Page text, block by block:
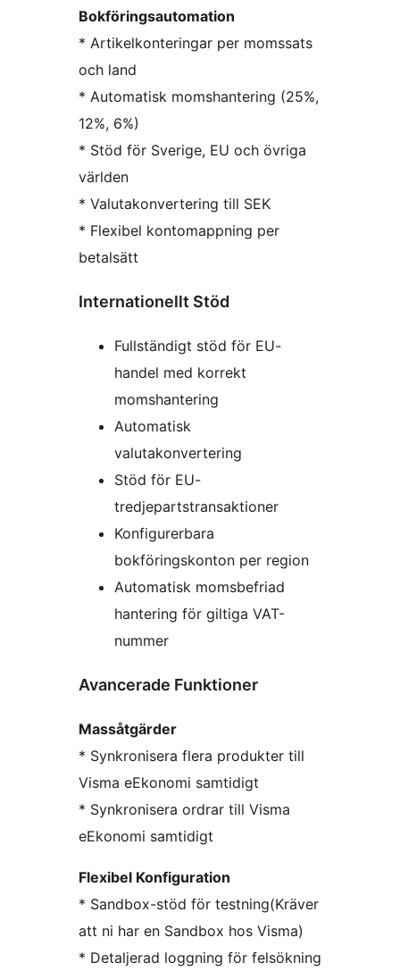
Bokföringsautomation
* Artikelkonteringar per momssats
och land
* Automatisk momshantering (25%,
12%, 6%)
* Stöd för Sverige, EU och övriga
världen
* Valutakonvertering till SEK
* Flexibel kontomappning per
betalsätt
Internationellt Stöd
Fullständigt stöd för EU-
handel med korrekt
momshantering
Automatisk
valutakonvertering
Stöd för EU-
tredjepartstransaktioner
Konfigurerbara
bokföringskonton per region
Automatisk momsbefriad
hantering för giltiga VAT-
nummer
Avancerade Funktioner
Massåtgärder
* Synkronisera flera produkter till
Visma eEkonomi samtidigt
* Synkronisera ordrar till Visma
eEkonomi samtidigt
Flexibel Konfiguration
* Sandbox-stöd för testning(Kräver
att ni har en Sandbox hos Visma)
* Detaljerad loggning för felsökning